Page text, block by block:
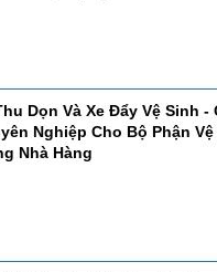
Dọn Và Xe Đẩy Vệ Sinh -
Nghiệp Cho Bộ Phận Vệ
Nhà Hàng